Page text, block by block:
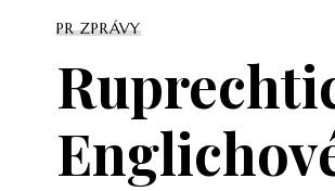
PR ZPRÁVY